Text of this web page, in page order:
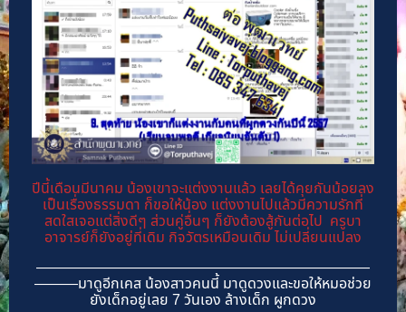
ปีนี้เดือนมีนาคม น้องเขาจะแต่งงานแล้ว เลยได้คุยกันน้อยลง
เป็นเรื่องธรรมดา ก็ขอให้น้อง แต่งงานไปแล้วมีความรักที่
สดใสเจอแต่สิ่งดีๆ ส่วนคู่อื่นๆ ก็ยังต้องสู้กันต่อไป ครูบา
อาจารย์ก็ยังอยู่ที่เดิม กิจวัตรเหมือนเดิม ไม่เปลี่ยนแปลง
———————————————————————
———มาดูอีกเคส น้องสาวคนนี้ มาดูดวงและขอให้หมอช่วย
ยังเด็กอยู่เลย 7 วันเอง ล้างเด็ก ผูกดวง